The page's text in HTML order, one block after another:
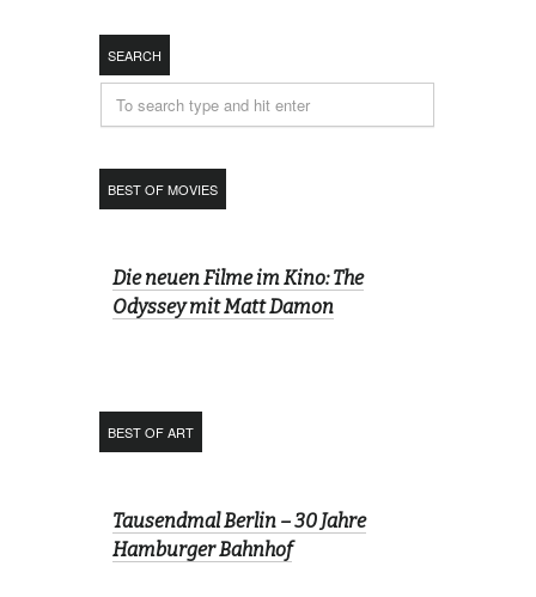
SEARCH
BEST OF MOVIES
Die neuen Filme im Kino: The
Odyssey mit Matt Damon
BEST OF ART
Tausendmal Berlin – 30 Jahre
Hamburger Bahnhof